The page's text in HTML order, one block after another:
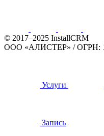
© 2017–2025 InstallCRM
ООО «АЛИСТЕР» /ОГРН:
Услуги
Запись